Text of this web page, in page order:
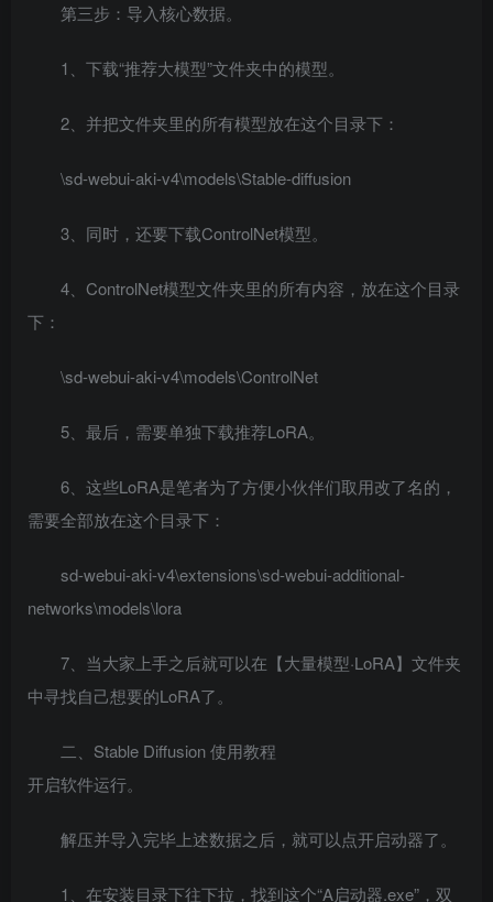
第三步：导入核心数据。
1、下载“推荐大模型”文件夹中的模型。
2、并把文件夹里的所有模型放在这个目录下：
\sd-webui-aki-v4\models\Stable-diffusion
3、同时，还要下载ControlNet模型。
4、ControlNet模型文件夹里的所有内容，放在这个目录
下：
\sd-webui-aki-v4\models\ControlNet
5、最后，需要单独下载推荐LoRA。
6、这些LoRA是笔者为了方便小伙伴们取用改了名的，
需要全部放在这个目录下：
sd-webui-aki-v4\extensions\sd-webui-additional-
networks\models\lora
7、当大家上手之后就可以在【大量模型·LoRA】文件夹
中寻找自己想要的LoRA了。
二、Stable Diffusion 使用教程
开启软件运行。
解压并导入完毕上述数据之后，就可以点开启动器了。
1、在安装目录下往下拉，找到这个“A启动器.exe”，双